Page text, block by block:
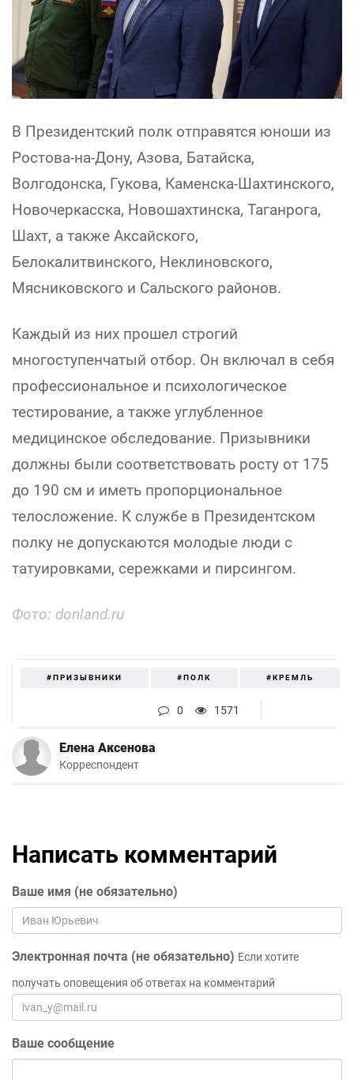
В Президентский полк отправятся юноши из
Ростова-на-Дону, Азова, Батайска,
Волгодонска, Гукова, Каменска-Шахтинского,
Новочеркасска, Новошахтинска, Таганрога,
Шахт, а также Аксайского,
Белокалитвинского, Неклиновского,
Мясниковского и Сальского районов.
Каждый из них прошел строгий
многоступенчатый отбор. Он включал в себя
профессиональное и психологическое
тестирование, а также углубленное
медицинское обследование. Призывники
должны были соответствовать росту от 175
до 190 см и иметь пропорциональное
телосложение. К службе в Президентском
полку не допускаются молодые люди с
татуировками, сережками и пирсингом.
Фото: donland.ru
#ПРИЗЫВНИКИ #ПОЛК #КРЕМЛЬ
0 1571
Елена Аксенова
Корреспондент
Написать комментарий
Ваше имя (не обязательно)
Электронная почта (не обязательно) Если хотите
получать оповещения об ответах на комментарий
Ваше сообщение